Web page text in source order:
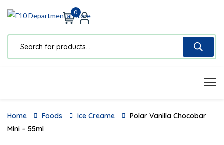
0
Home Foods Ice Creame
Polar Vanilla Chocobar
Mini – 55ml